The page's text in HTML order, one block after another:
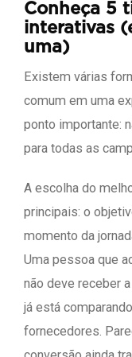
Conheça 5
interativas
uma)
Existem várias
comum em uma
ponto importante:
para todas as
A escolha do
principais: o
momento da
Uma pessoa que
não deve receber
já está
fornecedores.